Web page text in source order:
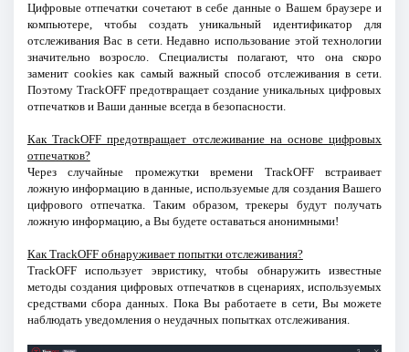
Цифровые отпечатки сочетают в себе данные о Вашем браузере и
компьютере, чтобы создать уникальный идентификатор для
отслеживания Вас в сети. Недавно использование этой технологии
значительно возросло. Специалисты полагают, что она скоро
заменит cookies как самый важный способ отслеживания в сети.
Поэтому TrackOFF предотвращает создание уникальных цифровых
отпечатков и Ваши данные всегда в безопасности.
Как TrackOFF предотвращает отслеживание на основе цифровых
отпечатков?
Через случайные промежутки времени TrackOFF встраивает
ложную информацию в данные, используемые для создания Вашего
цифрового отпечатка. Таким образом, трекеры будут получать
ложную информацию, а Вы будете оставаться анонимными!
Как TrackOFF обнаруживает попытки отслеживания?
TrackOFF использует эвристику, чтобы обнаружить известные
методы создания цифровых отпечатков в сценариях, используемых
средствами сбора данных. Пока Вы работаете в сети, Вы можете
наблюдать уведомления о неудачных попытках отслеживания.